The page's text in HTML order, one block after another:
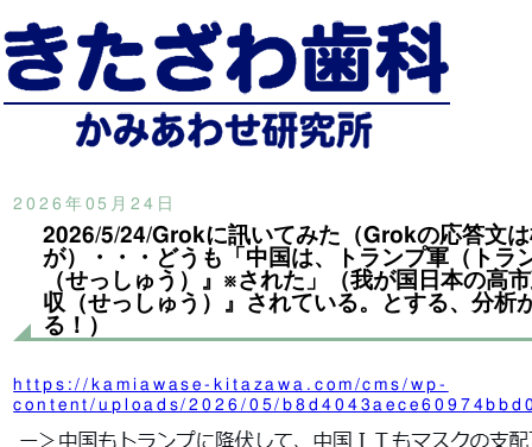
2026年05月24日
2026/5/24/Grokに訊いてみた（Grokの応答文
が）・・・どうも「中国は、トランプ軍（トラ
（せっしゅう）』※された」（我が国日本の高
収（せっしゅう）』されている。とする、分析
る！）
https://kamiawase-kitazawa.com/cms/wp-
content/uploads/2026/05/